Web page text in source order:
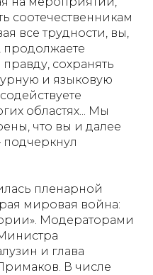
соотечественникам
все трудности, вы,
продолжаете
сохранять
и языковую
областях... Мы
что вы и далее
подчеркнул
пленарной
мировая война:
Модераторами
и глава
В числе